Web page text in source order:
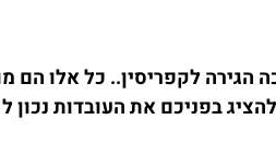
לקפריסין.. כל אלו הם